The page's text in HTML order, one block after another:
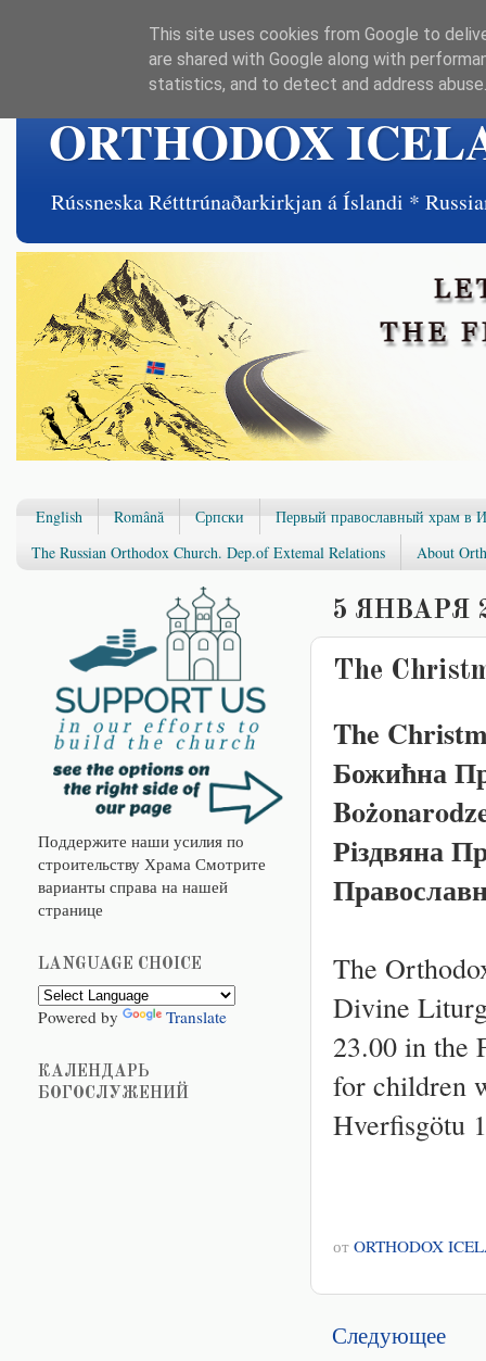
ORTHODOX
Rússneska Rétttrúnaðarkirkjan á Íslandi *
English Română Српски
Первый православный храм в
The Russian Orthodox Church. Dep.of Extemal Relations
About
5 ЯНВАРЯ
The
The
Божићна
Різдвяна
The
Divine
23.00 in the
for children
Hverfisgötu
от ORTHODOX
Следующее
Поддержите наши усилия по
строительству Храма Смотрите
варианты справа на нашей
странице
LANGUAGE CHOICE
Powered by Translate
КАЛЕНДАРЬ
БОГОСЛУЖЕНИЙ
This site uses cookies from Google to
are shared with Google along with
statistics, and to detect and address abuse.